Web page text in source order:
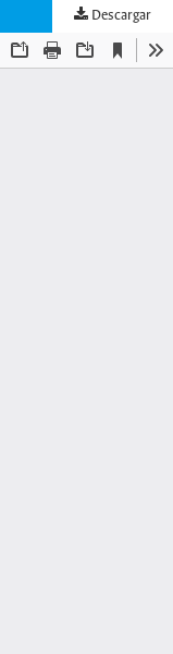
Descargar